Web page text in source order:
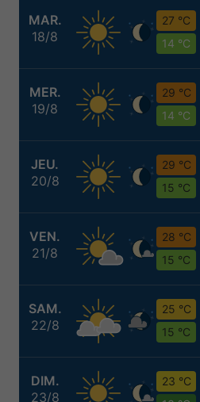
MAR.
18/8
27 °C
14 °C
MER.
19/8
29 °C
14 °C
JEU.
20/8
29 °C
15 °C
VEN.
21/8
28 °C
15 °C
SAM.
22/8
25 °C
15 °C
DIM.
23/8
23 °C